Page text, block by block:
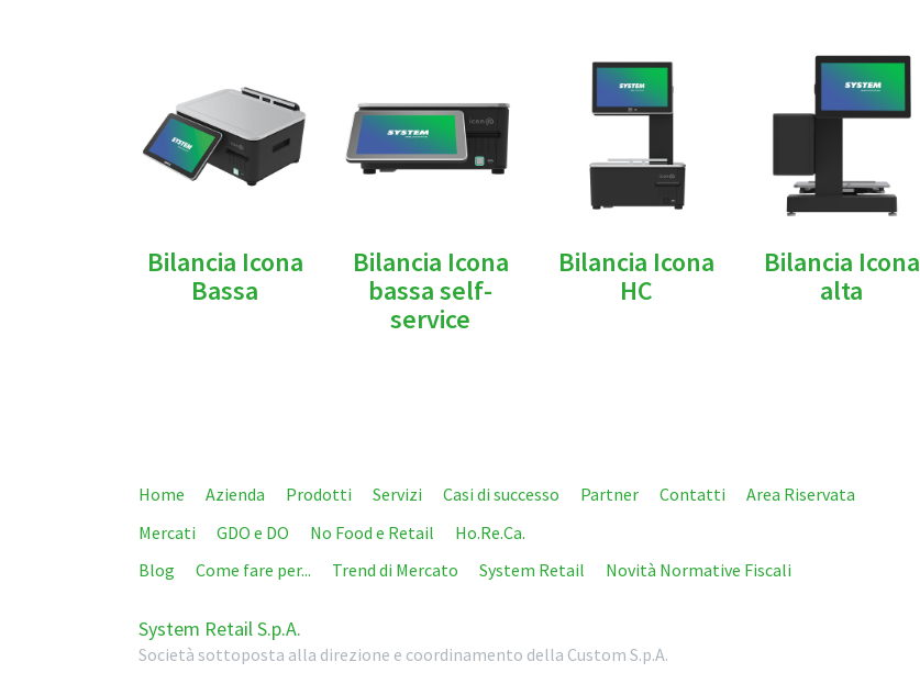
Bilancia Icona
Bassa
Bilancia Icona
bassa self-
service
Bilancia Icona
HC
Bilancia Icona
alta
Home Azienda Prodotti Servizi Casi di successo Partner Contatti
Area Riservata
Mercati
GDO e DO No Food e Retail
Ho.Re.Ca.
Blog
Come fare per... Trend di Mercato System Retail Novità Normative Fiscali
System Retail S.p.A.
Società sottoposta alla direzione e coordinamento della Custom S.p.A.